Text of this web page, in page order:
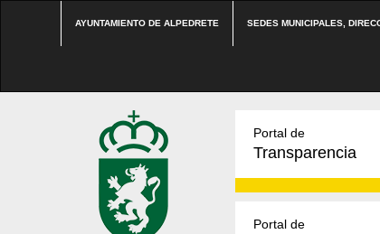
AYUNTAMIENTO DE ALPEDRETE SEDES MUNICIPALES,
Portal de
Transparencia
Portal de